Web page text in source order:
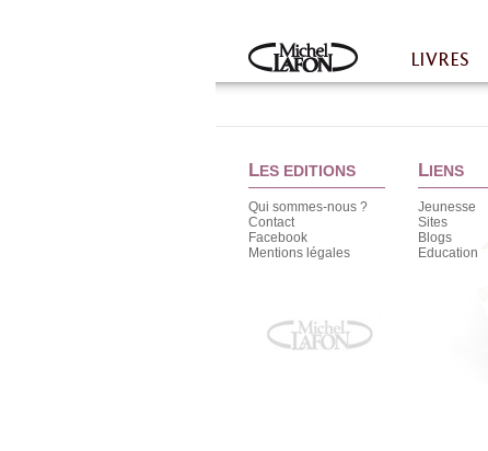
Accueil
LIVRES
LES EDITIONS
Qui sommes-nous ?
Contact
Facebook
Mentions légales
LIENS
Jeunesse
Sites
Blogs
Education